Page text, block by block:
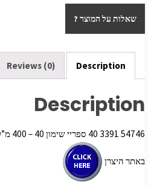
b
o
o
k
tt
er
ar
e
שאלות על המוצר ?
Description
Reviews (0)
Description
באתר היצרן